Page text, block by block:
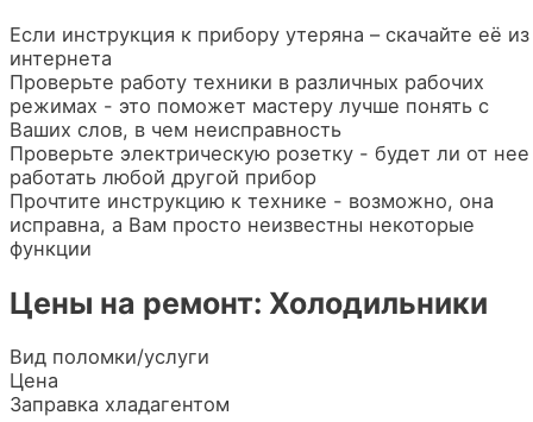
Если инструкция к прибору утеряна – скачайте её из
интернета
Проверьте работу техники в различных рабочих
режимах - это поможет мастеру лучше понять с
Ваших слов, в чем неисправность
Проверьте электрическую розетку - будет ли от нее
работать любой другой прибор
Прочтите инструкцию к технике - возможно, она
исправна, а Вам просто неизвестны некоторые
функции
Цены на ремонт: Холодильники
Вид поломки/услуги
Цена
Заправка хладагентом